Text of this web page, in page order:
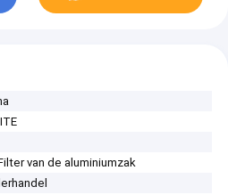
van de aluminiumzak